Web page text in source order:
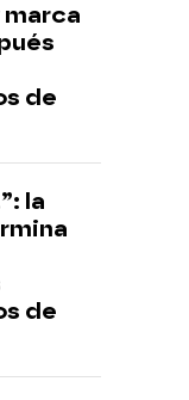
marca
de
la
de